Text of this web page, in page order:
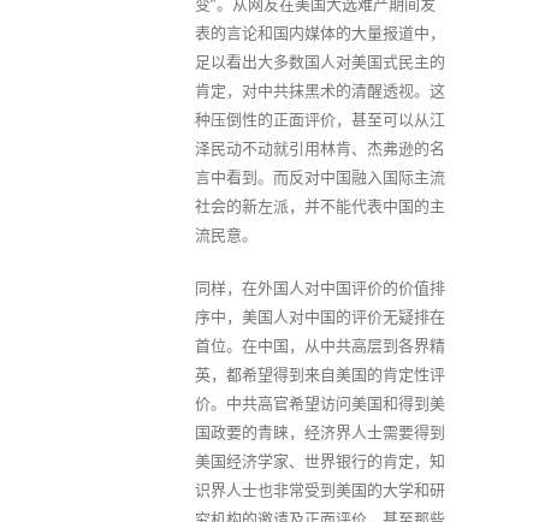
表的言论和国内媒体的大量报道中，
足以看出大多数国人对美国式民主的
肯定，对中共抹黑术的清醒透视。这
种压倒性的正面评价，甚至可以从江
泽民动不动就引用林肯、杰弗逊的名
言中看到。而反对中国融入国际主流
社会的新左派，并不能代表中国的主
流民意。
同样，在外国人对中国评价的价值排
序中，美国人对中国的评价无疑排在
首位。在中国，从中共高层到各界精
英，都希望得到来自美国的肯定性评
价。中共高官希望访问美国和得到美
国政要的青睐，经济界人士需要得到
美国经济学家、世界银行的肯定，知
识界人士也非常受到美国的大学和研